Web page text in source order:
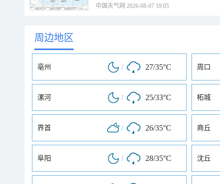
中国天气网 2026-08-07 18:05
周边地区
亳州 / 27/35°C 周口
漯河 / 25/33°C 柘城
界首 / 26/35°C 商丘
阜阳 / 28/35°C 沈丘